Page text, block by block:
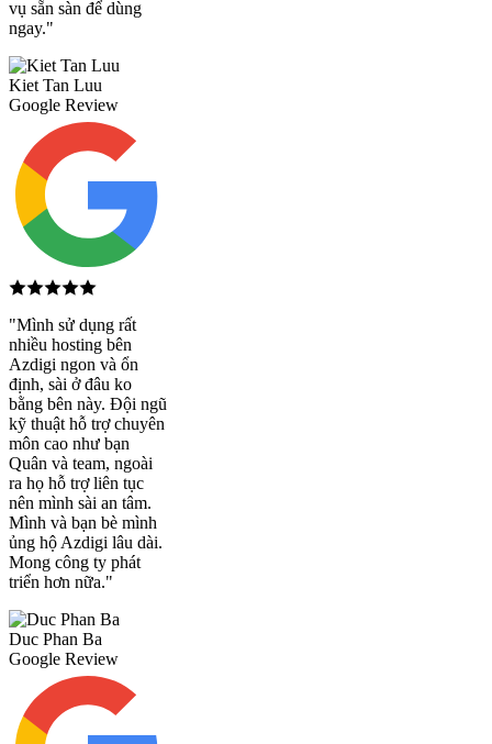
vụ sẵn sàn để dùng
ngay."
Kiet Tan Luu
Google Review
"Mình sử dụng rất
nhiều hosting bên
Azdigi ngon và ổn
định, sài ở đâu ko
bằng bên này. Đội ngũ
kỹ thuật hỗ trợ chuyên
môn cao như bạn
Quân và team, ngoài
ra họ hỗ trợ liên tục
nên mình sài an tâm.
Mình và bạn bè mình
ủng hộ Azdigi lâu dài.
Mong công ty phát
triển hơn nữa."
Duc Phan Ba
Google Review